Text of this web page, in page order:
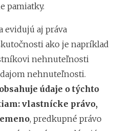
pamiatky.
evidujú aj práva
ako je napríklad
nehnuteľnosti
nehnuteľnosti.
údaje o týchto
vlastnícke právo,
, predkupné právo